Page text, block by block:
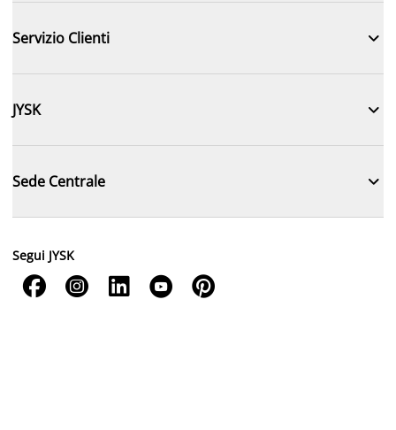
Servizio Clienti 
JYSK 
Sede Centrale 
Segui JYSK
    